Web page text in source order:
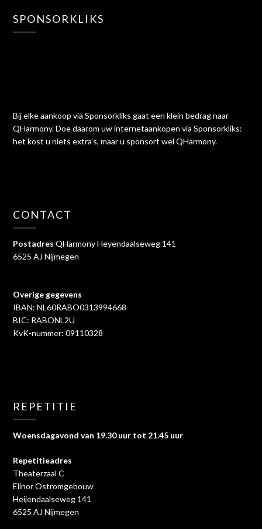
SPONSORKLIKS
Bij elke aankoop via Sponsorkliks gaat een klein bedrag naar
QHarmony. Doe daarom uw internetaankopen via Sponsorkliks:
het kost u niets extra's, maar u sponsort wel QHarmony.
CONTACT
Postadres QHarmony Heyendaalseweg 141
6525 AJ Nijmegen
Overige gegevens
IBAN: NL60RABO0313994668
BIC: RABONL2U
KvK-nummer: 09110328
REPETITIE
Woensdagavond van 19.30 uur tot 21.45 uur
Repetitieadres
Theaterzaal C
Elinor Ostromgebouw
Heijendaalseweg 141
6525 AJ Nijmegen